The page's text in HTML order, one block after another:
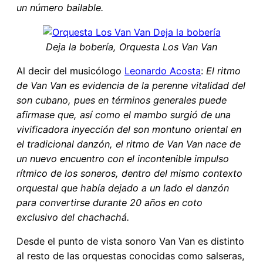
un número bailable.
Deja la bobería, Orquesta Los Van Van
Al decir del musicólogo Leonardo Acosta: El ritmo
de Van Van es evidencia de la perenne vitalidad del
son cubano, pues en términos generales puede
afirmase que, así como el mambo surgió de una
vivificadora inyección del son montuno oriental en
el tradicional danzón, el ritmo de Van Van nace de
un nuevo encuentro con el incontenible impulso
rítmico de los soneros, dentro del mismo contexto
orquestal que había dejado a un lado el danzón
para convertirse durante 20 años en coto
exclusivo del chachachá.
Desde el punto de vista sonoro Van Van es distinto
al resto de las orquestas conocidas como salseras,